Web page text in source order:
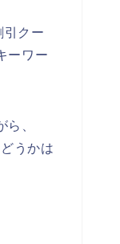
クー
ーワー
、
うかは